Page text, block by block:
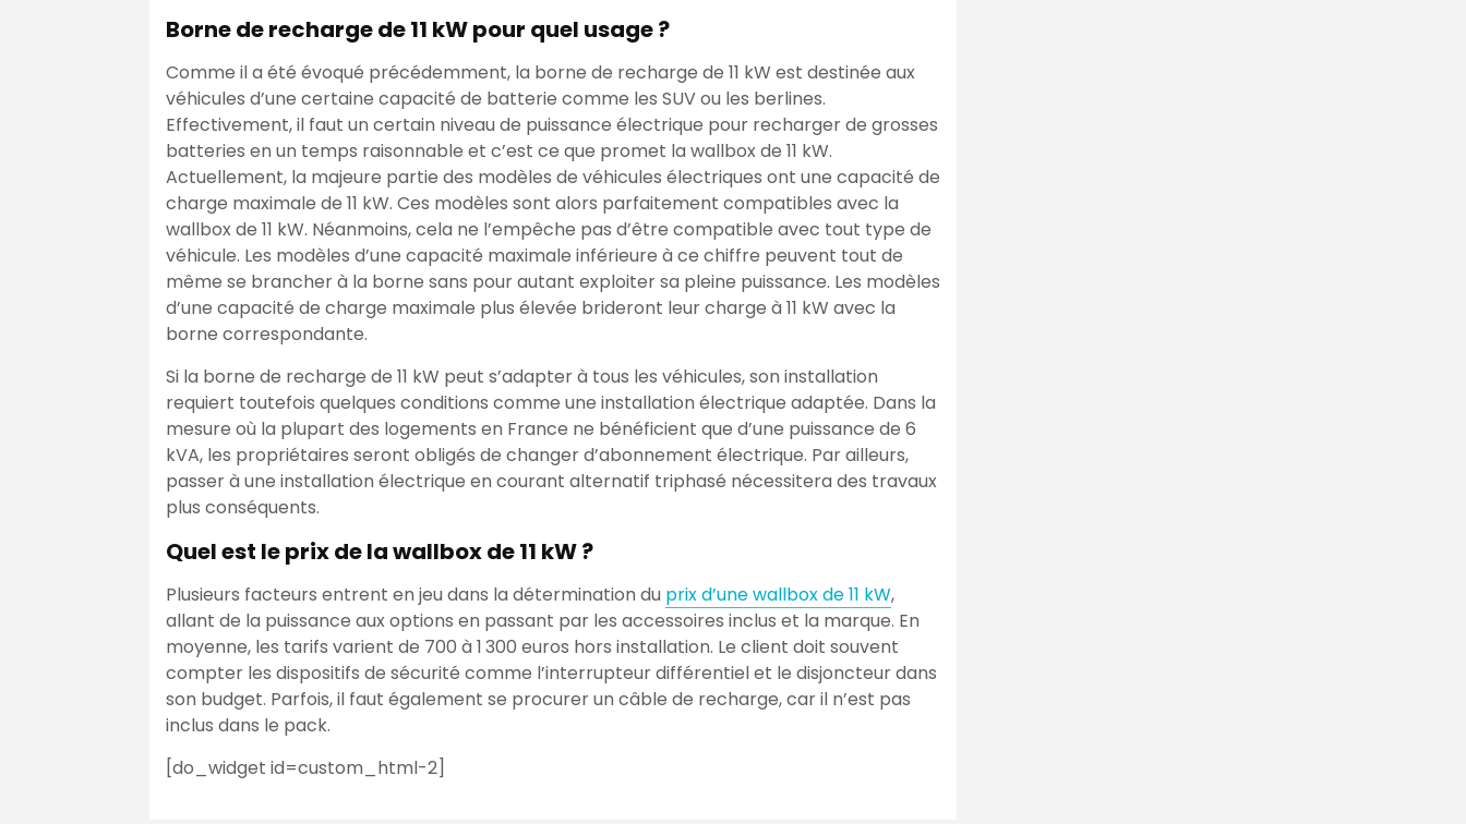
Borne de recharge de 11 kW pour quel usage ?
Comme il a été évoqué précédemment, la borne de recharge de 11 kW est destinée aux
véhicules d’une certaine capacité de batterie comme les SUV ou les berlines.
Effectivement, il faut un certain niveau de puissance électrique pour recharger de grosses
batteries en un temps raisonnable et c’est ce que promet la wallbox de 11 kW.
Actuellement, la majeure partie des modèles de véhicules électriques ont une capacité de
charge maximale de 11 kW. Ces modèles sont alors parfaitement compatibles avec la
wallbox de 11 kW. Néanmoins, cela ne l’empêche pas d’être compatible avec tout type de
véhicule. Les modèles d’une capacité maximale inférieure à ce chiffre peuvent tout de
même se brancher à la borne sans pour autant exploiter sa pleine puissance. Les modèles
d’une capacité de charge maximale plus élevée brideront leur charge à 11 kW avec la
borne correspondante.
Si la borne de recharge de 11 kW peut s’adapter à tous les véhicules, son installation
requiert toutefois quelques conditions comme une installation électrique adaptée. Dans la
mesure où la plupart des logements en France ne bénéficient que d’une puissance de 6
kVA, les propriétaires seront obligés de changer d’abonnement électrique. Par ailleurs,
passer à une installation électrique en courant alternatif triphasé nécessitera des travaux
plus conséquents.
Quel est le prix de la wallbox de 11 kW ?
Plusieurs facteurs entrent en jeu dans la détermination du prix d’une wallbox de 11 kW,
allant de la puissance aux options en passant par les accessoires inclus et la marque. En
moyenne, les tarifs varient de 700 à 1 300 euros hors installation. Le client doit souvent
compter les dispositifs de sécurité comme l’interrupteur différentiel et le disjoncteur dans
son budget. Parfois, il faut également se procurer un câble de recharge, car il n’est pas
inclus dans le pack.
[do_widget id=custom_html-2]